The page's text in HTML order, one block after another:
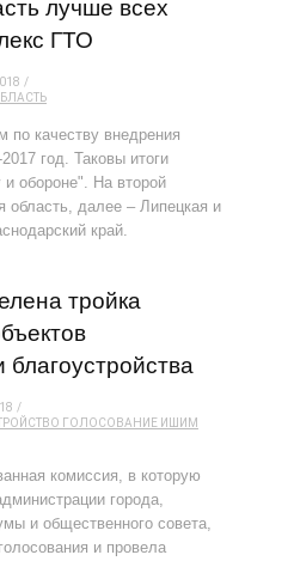
лучше всех
ГТО
по качеству внедрения
год. Таковы итоги
и обороне". На второй
область, далее – Липецкая и
край.
тройка
благоустройства
ГОЛОСОВАНИЕ ИШИМ
комиссия, в которую
города,
и общественного совета,
и провела